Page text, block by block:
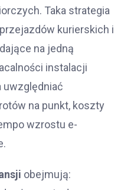
Taka strategia
kurierskich i
na jedną
instalacji
uwzględniać
na punkt, koszty
wzrostu e-
obejmują: